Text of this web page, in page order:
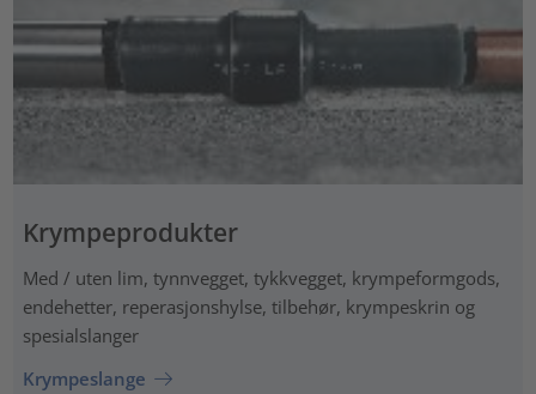
Krympeprodukter
Med / uten lim, tynnvegget, tykkvegget, krympeformgods,
endehetter, reperasjonshylse, tilbehør, krympeskrin og
spesialslanger
Krympeslange